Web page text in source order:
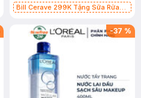
Bill Cerave 299K Tặng Sữa Rửa
-37 %